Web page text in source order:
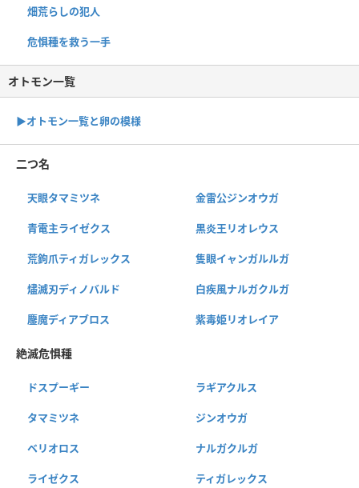
畑荒らしの犯人
危惧種を救う一手
オトモン一覧
▶︎オトモン一覧と卵の模様
二つ名
天眼タマミツネ 金雷公ジンオウガ
青電主ライゼクス 黒炎王リオレウス
荒鉤爪ティガレックス 隻眼イャンガルルガ
燼滅刃ディノバルド 白疾風ナルガクルガ
鏖魔ディアブロス 紫毒姫リオレイア
絶滅危惧種
ドスプーギー ラギアクルス
タマミツネ ジンオウガ
ベリオロス ナルガクルガ
ライゼクス ティガレックス